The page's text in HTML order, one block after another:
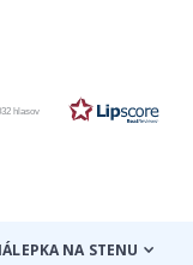
hlasov
NA STENU